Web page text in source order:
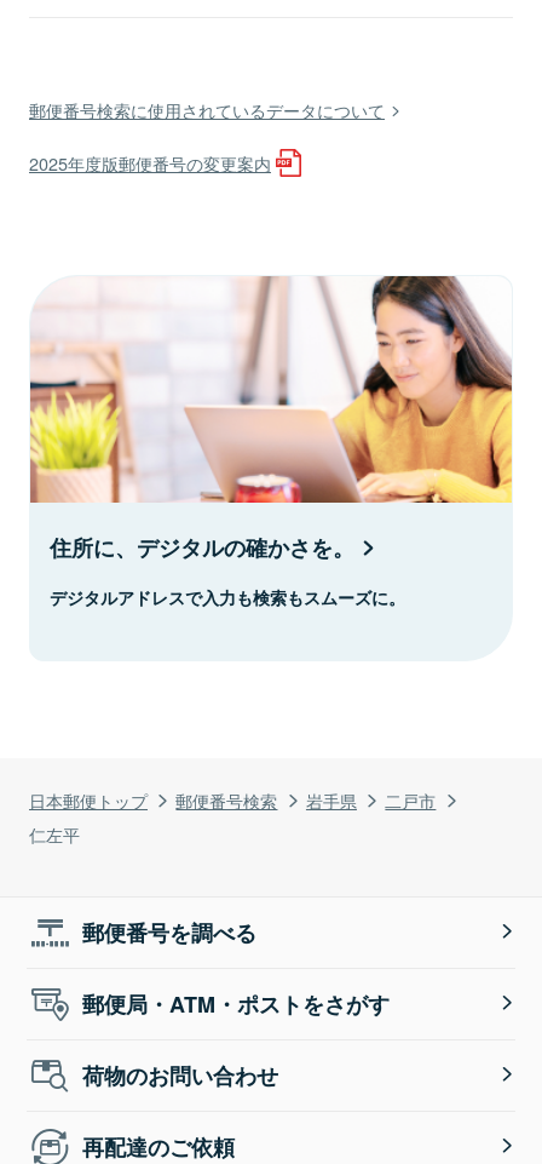
日本郵便トップ 郵便番号検索 岩手県
二戸市
仁左平
郵便番号検索に使用されているデータについて
2025年度版郵便番号の変更案内
住所に、デジタルの確かさを。
デジタルアドレスで入力も検索もスムーズに。
郵便番号を調べる
郵便局・ATM・ポストをさがす
荷物のお問い合わせ
再配達のご依頼